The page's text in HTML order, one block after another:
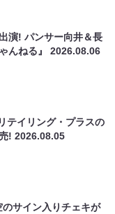
演! パンサー向井＆長
んねる』2026.08.06
テイリング・プラスの
売!2026.08.05
サイン入りチェキが